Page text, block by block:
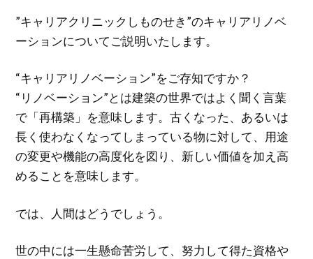
”キャリアクリニックしものせき”のキャリアリノベ
ーションについてご説明いたします。
“キャリアリノベーション”をご存知ですか？
“リノベーション”とは建築の世界ではよく聞く言葉
で「再構築」を意味します。古くなった、あるいは
長く使わなくなってしまっている物に対して、用途
の変更や機能の高度化を図り、新しい価値を加え高
めることを意味します。
では、人間はどうでしょう。
世の中には一生懸命苦労して、努力して得た資格や